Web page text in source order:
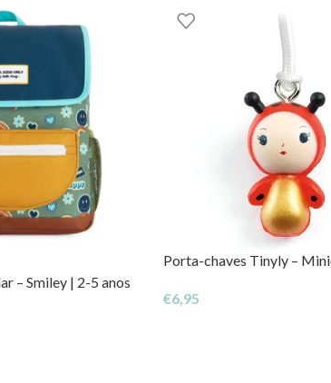
– Smiley | 2-5 anos
Porta-chaves Tinyly –
€6,95